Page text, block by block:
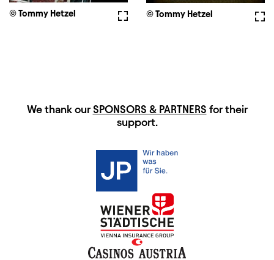
Fullscreen
© Tommy Hetzel © Tommy Hetzel
HAUPTSPONSOREN
We thank ourSPONSORS & PARTNERS for their
support.